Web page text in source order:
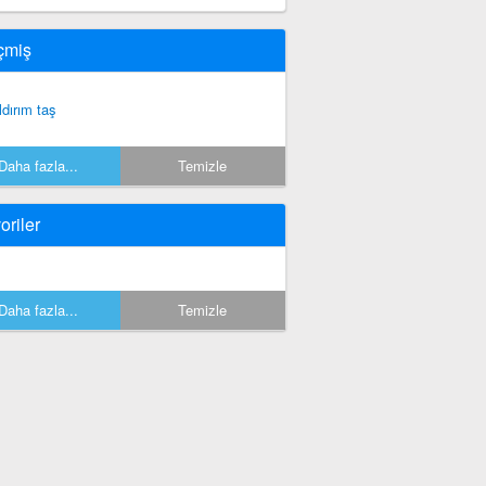
taş
Daha fazla... Temizle
Daha fazla... Temizle